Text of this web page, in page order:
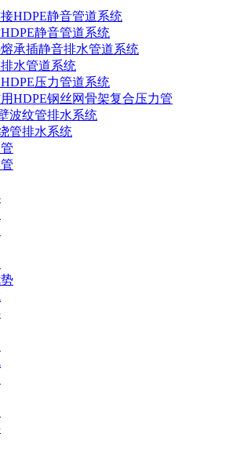
HDPE静音管道系统
静音管道系统
承插静音排水管道系统
水管道系统
压力管道系统
HDPE钢丝网骨架复合压力管
波纹管排水系统
管排水系统